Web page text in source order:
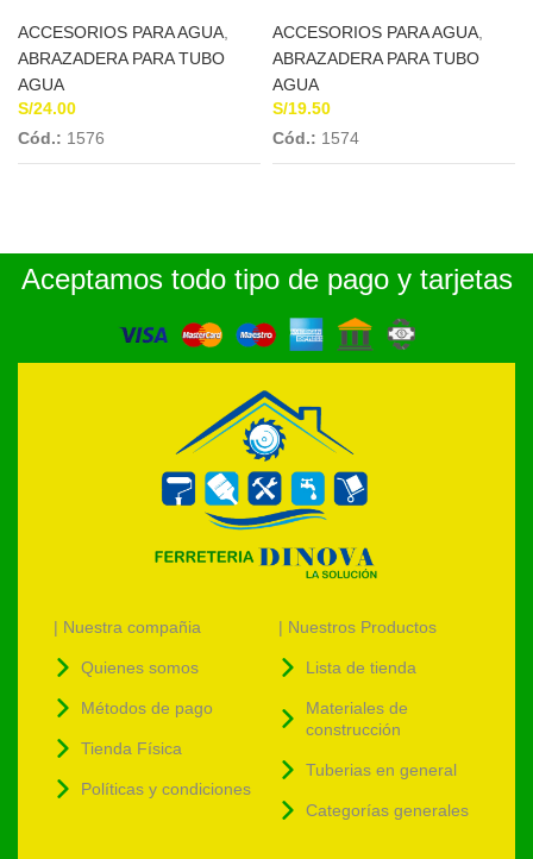
PVC 4″ A 3/4
ACCESORIOS PARA AGUA
ABRAZADERA PARA TUBO
AGUA
S/24.00
Cód.: 1576
BOSCO
ACCESORIOS PARA AGUA
ABRAZADERA PARA TUBO
AGUA
S/19.50
Cód.: 1574
Aceptamos todo tipo de pago y tarjetas
| Nuestra compañia
Quienes somos
Métodos de pago
Tienda Física
Políticas y condiciones
| Nuestros Productos
Lista de tienda
Materiales de
construcción
Tuberias en general
Categorías generales